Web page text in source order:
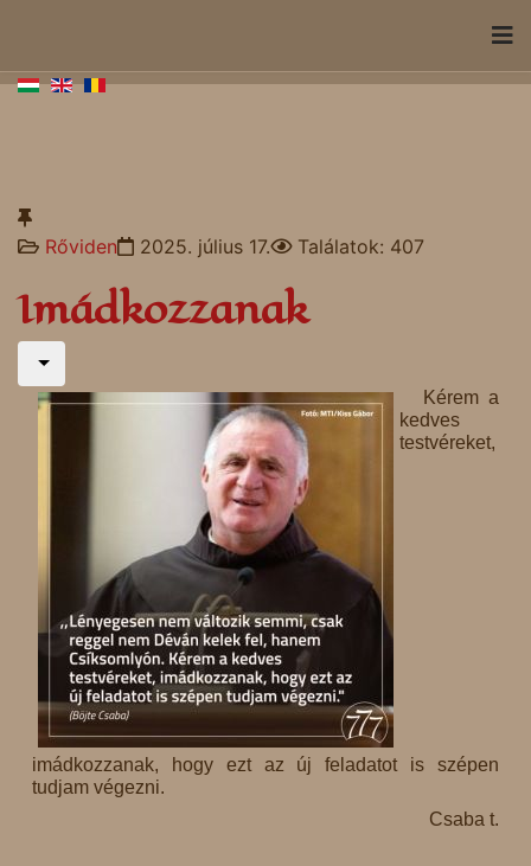
Rőviden 2025. július 17. Találatok: 407
Imádkozzanak
Kérem a
kedves
testvéreket,
imádkozzanak, hogy ezt az új feladatot is szépen
tudjam végezni.
Csaba t.